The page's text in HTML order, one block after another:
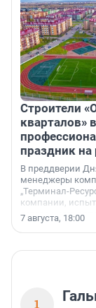
Строители
кварталов»
праздник на
В преддверии
менеджеры
„Терминал-
компании,
осторожного
7 августа, 18:00
1